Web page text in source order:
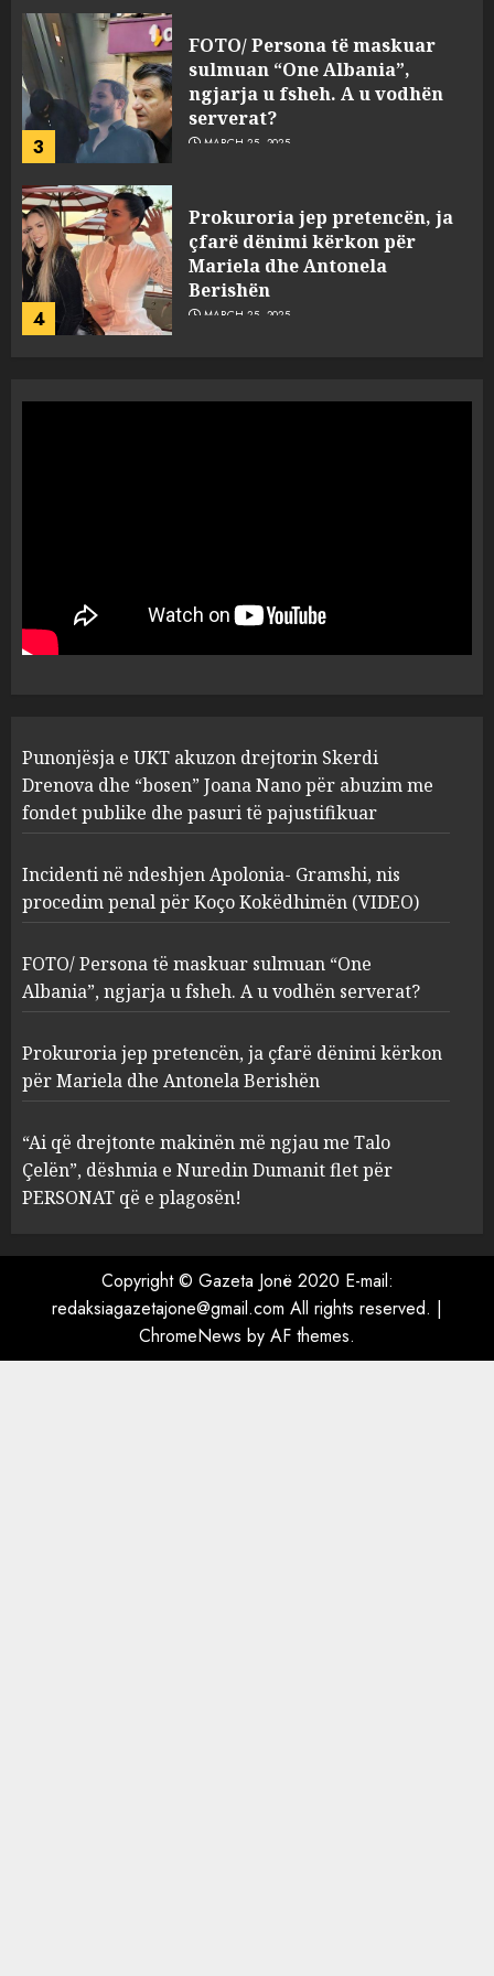
3
FOTO/ Persona të maskuar
sulmuan “One Albania”,
ngjarja u fsheh. A u vodhën
serverat?
MARCH 25, 2025
4
Prokuroria jep pretencën, ja
çfarë dënimi kërkon për
Mariela dhe Antonela
Berishën
MARCH 25, 2025
1
“bosen” Joana Nano për
abuzim me fondet publike dhe
pasuri të pajustifikuar
2
Apolonia- Gramshi, nis
procedim penal për Koço
Kokëdhimën (VIDEO)
MARCH 27, 2025
3
FOTO/ Persona të maskuar
sulmuan “One Albania”,
ngjarja u fsheh. A u vodhën
serverat?
MARCH 25, 2025
4
Prokuroria jep pretencën, ja
çfarë dënimi kërkon për
Berishën
MARCH 25, 2025
ngjau me Talo Çelën”,
dëshmia e Nuredin Dumanit
flet për PERSONAT që e
plagosën!
Punonjësja e UKT akuzon drejtorin Skerdi
Drenova dhe “bosen” Joana Nano për abuzim me
fondet publike dhe pasuri të pajustifikuar
Incidenti në ndeshjen Apolonia- Gramshi, nis
procedim penal për Koço Kokëdhimën (VIDEO)
FOTO/ Persona të maskuar sulmuan “One
Albania”, ngjarja u fsheh. A u vodhën serverat?
Prokuroria jep pretencën, ja çfarë dënimi kërkon
për Mariela dhe Antonela Berishën
“Ai që drejtonte makinën më ngjau me Talo
Çelën”, dëshmia e Nuredin Dumanit flet për
PERSONAT që e plagosën!
Copyright © Gazeta Jonë 2020 E-mail:
redaksiagazetajone@gmail.com All rights reserved. |
ChromeNews by AF themes.